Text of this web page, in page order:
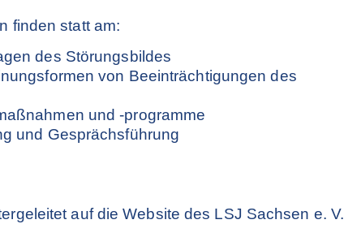
finden statt am:
des Störungsbildes
von Beeinträchtigungen des
und -programme
und Gesprächsführung
auf die Website des LSJ Sachsen e. V.